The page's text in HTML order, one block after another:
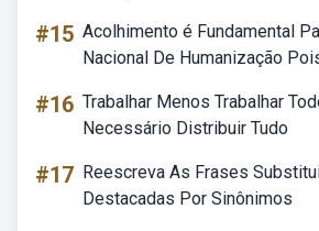
#15 Acolhimento é Fundamental
Nacional De Humanização
#16 Trabalhar Menos Trabalhar
Necessário Distribuir Tudo
#17 Reescreva As Frases
Destacadas Por Sinônimos